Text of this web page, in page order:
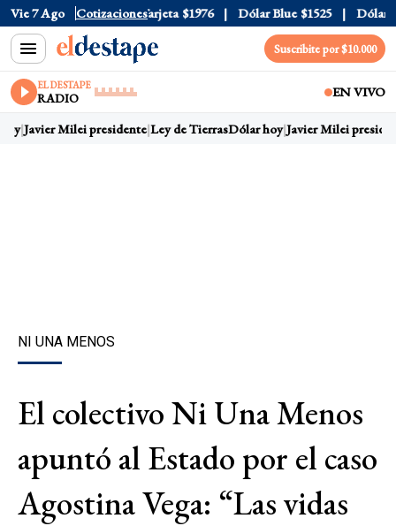
Vie 7 Ago Cotizaciones
$1520 Dólar Tarjeta $1976 Dólar Blue $1525 Dólar CCL
Suscribite por $10.000
EL DESTAPE
RADIO EN VIVO
Javier Milei presidente Ley de TierrasDólar hoy Javier Milei
NI UNA MENOS
El colectivo Ni Una Menos
apuntó al Estado por el caso
Agostina Vega: “Las vidas